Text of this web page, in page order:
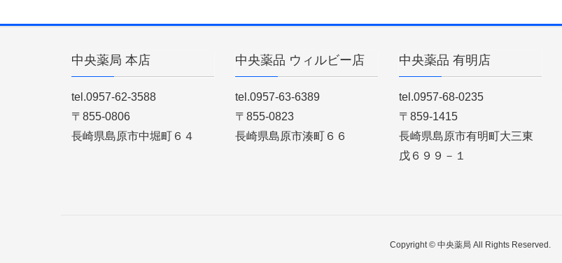
中央薬局 本店
tel.0957-62-3588
〒855-0806
長崎県島原市中堀町６４
中央薬品 ウィルビー店
tel.0957-63-6389
〒855-0823
長崎県島原市湊町６６
中央薬品 有明店
tel.0957-68-0235
〒859-1415
長崎県島原市有明町大三東
戊６９９－１
Copyright © 中央薬局 All Rights Reserved.